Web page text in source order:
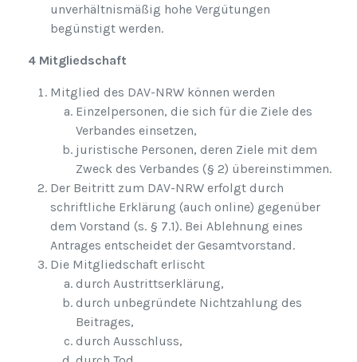
unverhältnismäßig hohe Vergütungen
begünstigt werden.
4 Mitgliedschaft
Mitglied des DAV-NRW können werden
Einzelpersonen, die sich für die Ziele des
Verbandes einsetzen,
juristische Personen, deren Ziele mit dem
Zweck des Verbandes (§ 2) übereinstimmen.
Der Beitritt zum DAV-NRW erfolgt durch
schriftliche Erklärung (auch online) gegenüber
dem Vorstand (s. § 7.1). Bei Ablehnung eines
Antrages entscheidet der Gesamtvorstand.
Die Mitgliedschaft erlischt
durch Austrittserklärung,
durch unbegründete Nichtzahlung des
Beitrages,
durch Ausschluss,